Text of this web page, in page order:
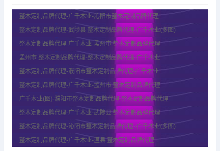
整木定制品牌代理-广千木业-沁阳市整木定制品牌代理
整木定制品牌代理-武陟县 整木定制品牌代理-广千木业(多图)
整木定制品牌代理-广千木业-孟州市 整木定制品牌代理
孟州市 整木定制品牌代理-整木定制品牌代理-广千木业
整木定制品牌代理-濮阳市整木定制品牌代理-广千木业
整木定制品牌代理-广千木业-孟州市 整木定制品牌代理
广千木业(图)-濮阳市整木定制品牌代理-整木定制品牌代理
整木定制品牌代理-广千木业-武陟县 整木定制品牌代理
整木定制品牌代理-沁阳市整木定制品牌代理 -广千木业(多图)
整木定制品牌代理-广千木业-温县 整木定制品牌代理